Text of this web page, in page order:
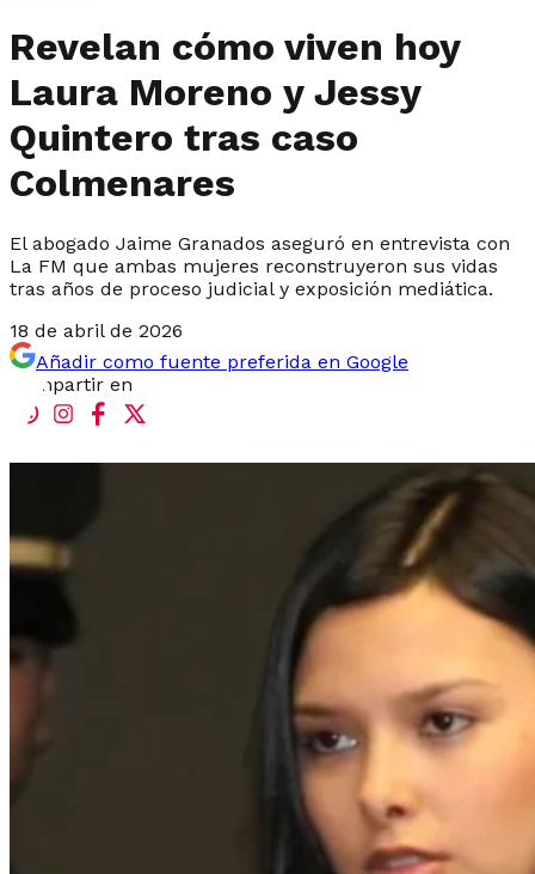
Revelan cómo viven hoy
Laura Moreno y Jessy
Quintero tras caso
Colmenares
El abogado Jaime Granados aseguró en entrevista con
La FM que ambas mujeres reconstruyeron sus vidas
tras años de proceso judicial y exposición mediática.
18 de abril de 2026
Añadir como fuente preferida en Google
Compartir en